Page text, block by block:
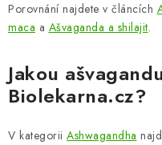
Porovnání najdete v článcích
maca a Ašvaganda a shilajit.
Jakou
Biolekarna.cz?
V kategorii Ashwagandha